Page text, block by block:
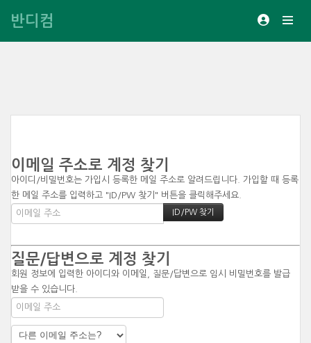
반디컴
이메일 주소로 계정 찾기
아이디/비밀번호는 가입시 등록한 메일 주소로 알려드립니다. 가입할 때 등록
한 메일 주소를 입력하고 "ID/PW 찾기" 버튼을 클릭해주세요.
질문/답변으로 계정 찾기
회원 정보에 입력한 아이디와 이메일, 질문/답변으로 임시 비밀번호를 발급
받을 수 있습니다.